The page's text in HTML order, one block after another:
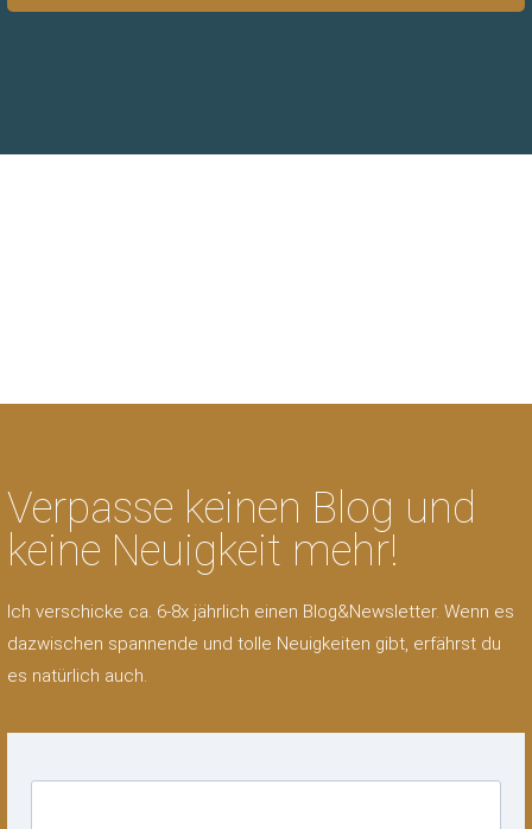
Verpasse keinen Blog und
keine Neuigkeit mehr!
Ich verschicke ca. 6-8x jährlich einen Blog&Newsletter. Wenn es
dazwischen spannende und tolle Neuigkeiten gibt, erfährst du
es natürlich auch.